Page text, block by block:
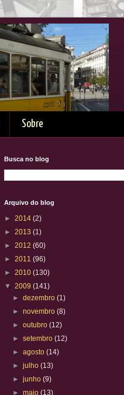
Sobre
Busca no blog
Arquivo do blog
► 2014 (2)
► 2013 (1)
► 2012 (60)
► 2011 (96)
► 2010 (130)
▼ 2009 (141)
►dezembro(1)
►novembro(8)
►outubro(12)
►setembro(12)
►agosto(14)
►julho(13)
►junho(9)
►maio(13)